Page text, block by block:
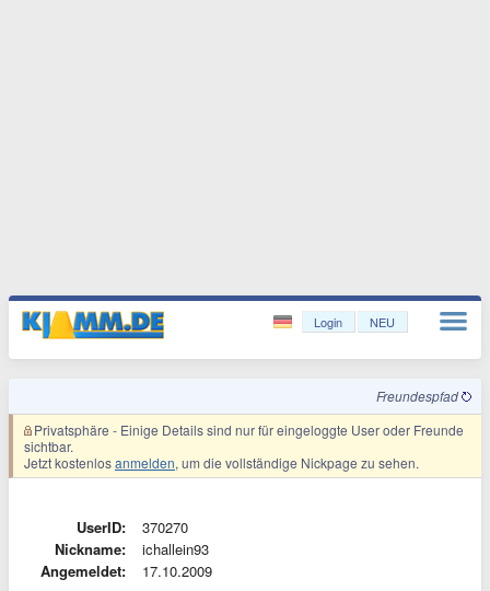
Login NEU
Freundespfad
Privatsphäre - Einige Details sind nur für eingeloggte User oder Freunde
sichtbar.
Jetzt kostenlosanmelden, um die vollständige Nickpage zu sehen.
UserID:
370270
Nickname:
ichallein93
Angemeldet:
17.10.2009